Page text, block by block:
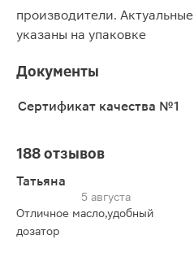
производители.
указаны на упаковке
Документы
Сертификат качества №1
188 отзывов
Татьяна
5 августа
Отличное масло,удобный
дозатор